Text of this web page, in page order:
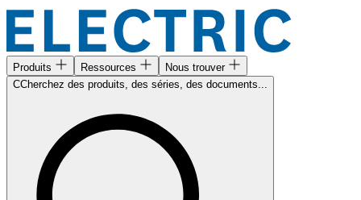
Produits Ressources
Nous trouver
CCherchez des produits, des séries, des documents...